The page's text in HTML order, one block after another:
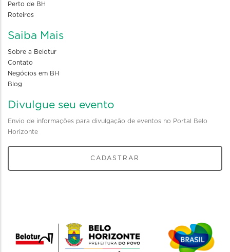
Perto de BH
Roteiros
Saiba Mais
Sobre a Belotur
Contato
Negócios em BH
Blog
Divulgue seu evento
Envio de informações para divulgação de eventos no Portal Belo
Horizonte
CADASTRAR